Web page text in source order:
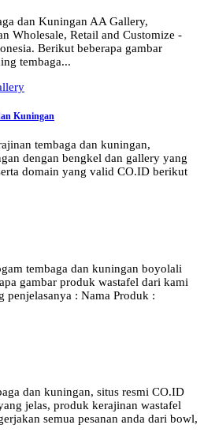
dan Kuningan AA Gallery,
Wholesale, Retail and Customize -
Berikut beberapa gambar
tembaga...
Kuningan
tembaga dan kuningan,
dengan bengkel dan gallery yang
domain yang valid CO.ID berikut
tembaga dan kuningan boyolali
gambar produk wastafel dari kami
penjelasanya : Nama Produk :
dan kuningan, situs resmi CO.ID
jelas, produk kerajinan wastafel
semua pesanan anda dari bowl,